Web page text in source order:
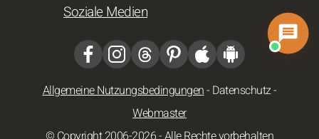
Soziale Medien
Allgemeine Nutzungsbedingungen- Datenschutz-
Webmaster